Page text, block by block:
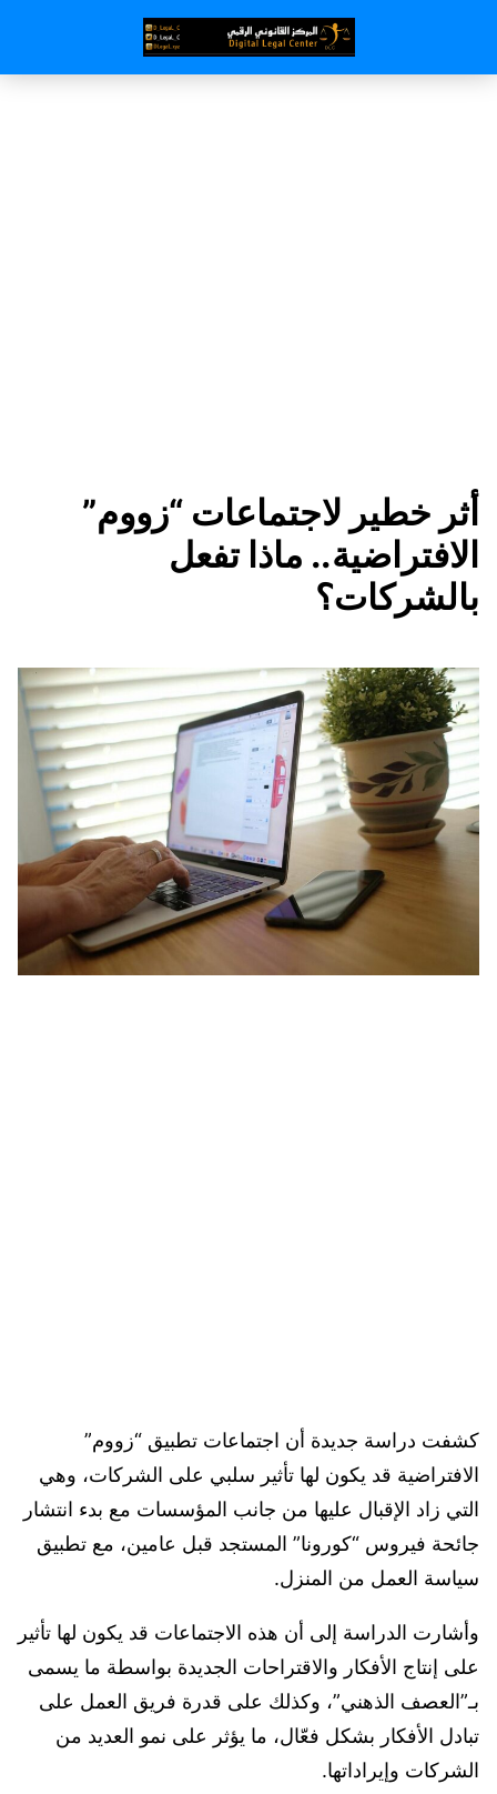
أثر خطير لاجتماعات “زووم”
الافتراضية.. ماذا تفعل
بالشركات؟
كشفت دراسة جديدة أن اجتماعات تطبيق “زووم”
الافتراضية قد يكون لها تأثير سلبي على الشركات، ‏وهي
التي زاد الإقبال عليها من جانب المؤسسات مع بدء انتشار
جائحة فيروس “كورونا” المستجد قبل ‏عامين، مع تطبيق
سياسة العمل من المنزل.‏
وأشارت الدراسة إلى أن هذه الاجتماعات قد يكون لها تأثير
على إنتاج الأفكار والاقتراحات الجديدة بواسطة ما يسمى
بـ”العصف الذهني”، وكذلك على قدرة فريق العمل على
تبادل الأفكار بشكل فعّال، ما يؤثر على نمو العديد من
الشركات وإيراداتها.